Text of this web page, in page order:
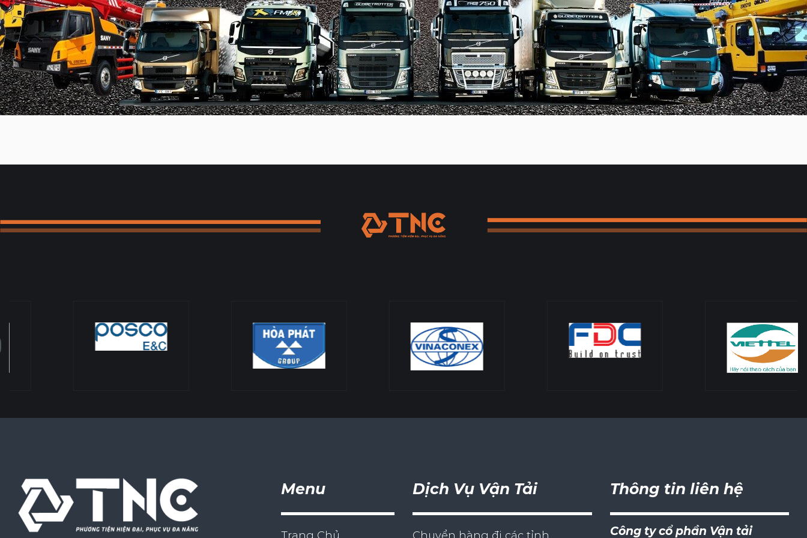
Menu Dịch Vụ Vận Tải Thông tin liên hệ
Công ty cổ phần Vận tải